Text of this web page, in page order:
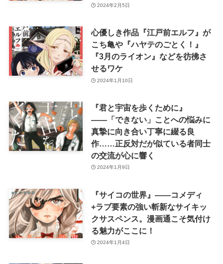
2024年2月5日
心優しき作品『江戸前エルフ』が
こち亀や『ハヤテのごとく！』
『3月のライオン』などを彷彿さ
せるワケ
2024年1月10日
『君と宇宙を歩くために』
――「できない」ことへの悩みに
真摯に向き合い丁寧に綴る良
作……正反対だが似ている者同士
の交流が心に響く
2024年1月9日
『サイコの世界』――コメディ
+ラブ要素の強い斬新なサイキッ
クサスペンス。漫画通こそ気付け
る魅力がここに！
2024年1月4日